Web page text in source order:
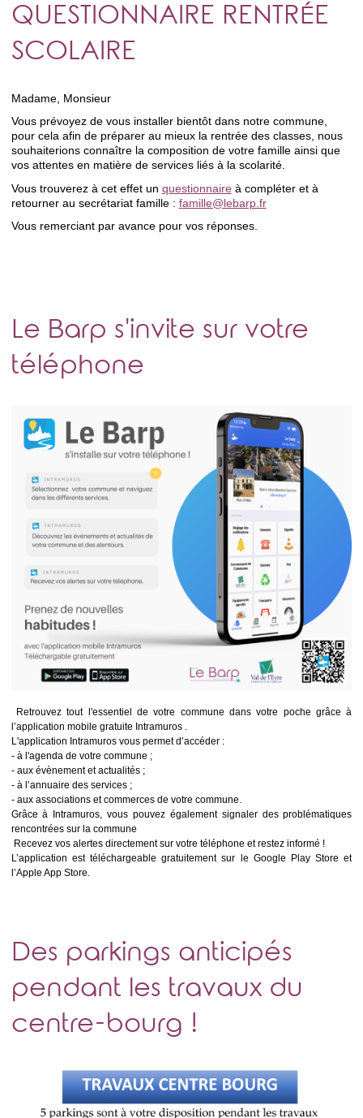
QUESTIONNAIRE RENTRÉE
SCOLAIRE
Madame, Monsieur
Vous prévoyez de vous installer bientôt dans notre commune,
pour cela afin de préparer au mieux la rentrée des classes, nous
souhaiterions connaître la composition de votre famille ainsi que
vos attentes en matière de services liés à la scolarité.
Vous trouverez à cet effet un questionnaireà compléter et à
retourner au secrétariat famille : famille@lebarp.fr
Vous remerciant par avance pour vos réponses.
Le Barp s'invite sur votre
téléphone
Retrouvez tout l'essentiel de votre commune dans votre poche grâce à
l’application mobile gratuite Intramuros .
L'application Intramuros vous permet d’accéder :
- à l'agenda de votre commune ;
- aux évènement et actualités ;
- à l’annuaire des services ;
- aux associations et commerces de votre commune.
Grâce à Intramuros, vous pouvez également signaler des problématiques
rencontrées sur la commune
Recevez vos alertes directement sur votre téléphone et restez informé !
L’application est téléchargeable gratuitement sur le Google Play Store et
l’Apple App Store.
Des parkings anticipés
pendant les travaux du
centre-bourg !